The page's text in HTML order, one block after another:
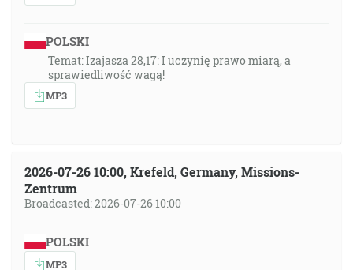
POLSKI
Temat: Izajasza 28,17: I uczynię prawo miarą, a
sprawiedliwość wagą!
MP3
2026-07-26 10:00, Krefeld, Germany, Missions-
Zentrum
Broadcasted: 2026-07-26 10:00
POLSKI
MP3